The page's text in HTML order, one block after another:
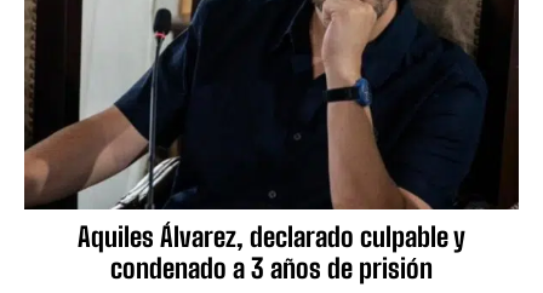
Aquiles Álvarez, declarado culpable y
condenado a 3 años de prisión